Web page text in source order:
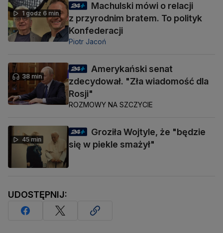
1 godz 6 min
Machulski mówi o relacji
z przyrodnim bratem. To polityk
Konfederacji
Piotr Jacoń
38 min
Amerykański senat
zdecydował. "Zła wiadomość dla
Rosji"
ROZMOWY NA SZCZYCIE
45 min
Groziła Wojtyle, że "będzie
się w piekle smażył"
UDOSTĘPNIJ: